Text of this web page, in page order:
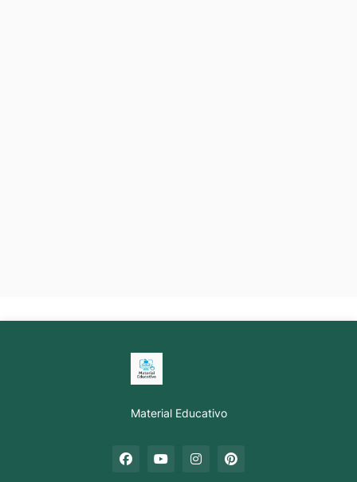
Material Educativo